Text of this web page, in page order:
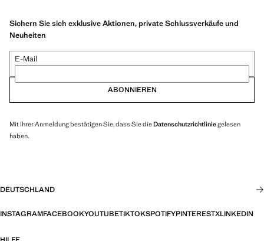
Sichern Sie sich exklusive Aktionen, private Schlussverkäufe und
Neuheiten
E-Mail
ABONNIEREN
Mit Ihrer Anmeldung bestätigen Sie, dass Sie dieDatenschutzrichtliniegelesen
haben.
DEUTSCHLAND
INSTAGRAMFACEBOOKYOUTUBETIKTOKSPOTIFYPINTERESTXLINKEDIN